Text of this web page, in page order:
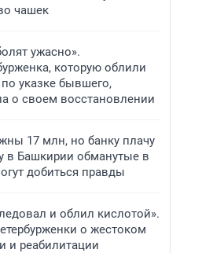
чашек
ужасно».
которую облили
указке бывшего,
о своем восстановлении
17 млн, но банку плачу
в Башкирии обманутые в
добиться правды
и облил кислотой».
о жестоком
и реабилитации